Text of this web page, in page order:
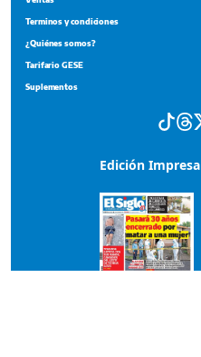
Terminos y condiciones
¿Quiénes somos?
Tarifario GESE
Suplementos
Edición Impresa